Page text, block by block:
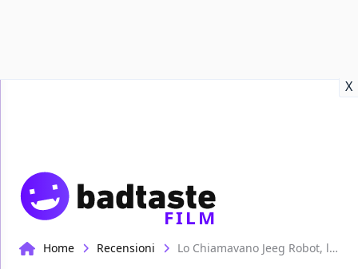
X
FILM
Home Recensioni Lo Chiamavano Jeeg Robot, la videorecensione